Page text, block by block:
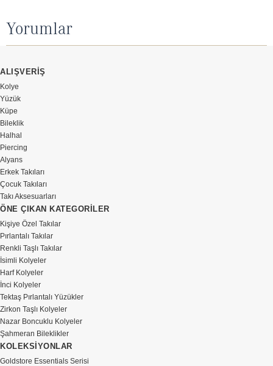
Yorumlar
ALIŞVERİŞ
Kolye
Yüzük
Küpe
Bileklik
Halhal
Piercing
Alyans
Erkek Takıları
Çocuk Takıları
Takı Aksesuarları
ÖNE ÇIKAN KATEGORİLER
Kişiye Özel Takılar
Pırlantalı Takılar
Renkli Taşlı Takılar
İsimli Kolyeler
Harf Kolyeler
İnci Kolyeler
Tektaş Pırlantalı Yüzükler
Zirkon Taşlı Kolyeler
Nazar Boncuklu Kolyeler
Şahmeran Bileklikler
KOLEKSİYONLAR
Goldstore Essentials Serisi